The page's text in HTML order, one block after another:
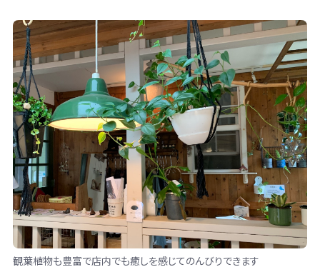
観葉植物も豊富で店内でも癒しを感じてのんびりできます